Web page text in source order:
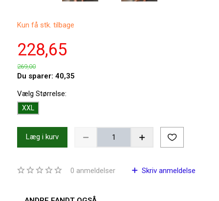
Kun få stk. tilbage
228,65
269,00
Du sparer: 40,35
Vælg Størrelse:
XXL
Læg i kurv
0 anmeldelser Skriv anmeldelse